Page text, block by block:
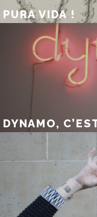
PURA VIDA !
DYNAMO,